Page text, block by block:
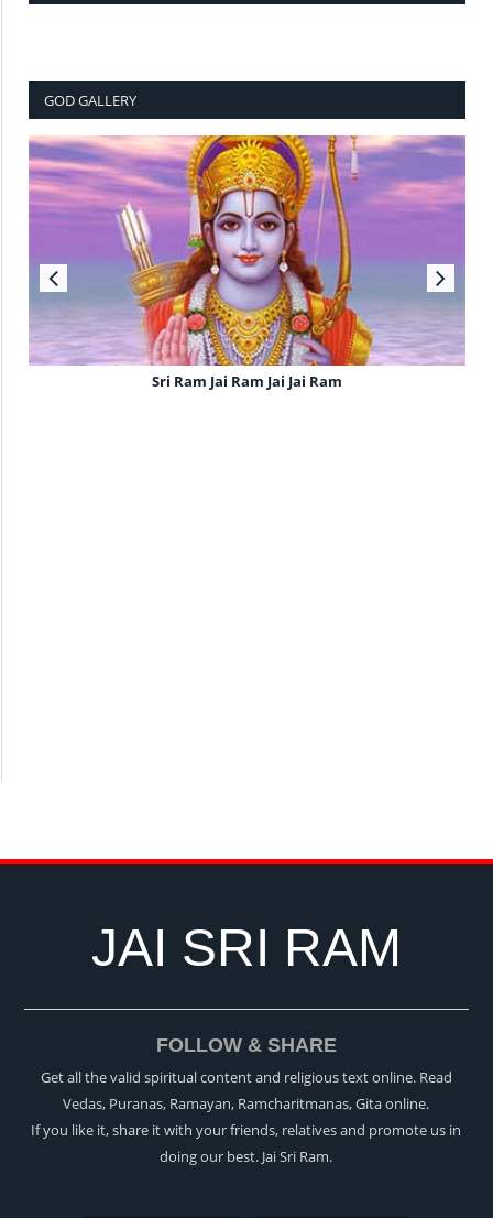
GOD GALLERY
Sri Ram Jai Ram Jai Jai Ram
JAI SRI RAM
FOLLOW & SHARE
Get all the valid spiritual content and religious text online. Read
Vedas, Puranas, Ramayan, Ramcharitmanas, Gita online.
If you like it, share it with your friends, relatives and promote us in
doing our best. Jai Sri Ram.